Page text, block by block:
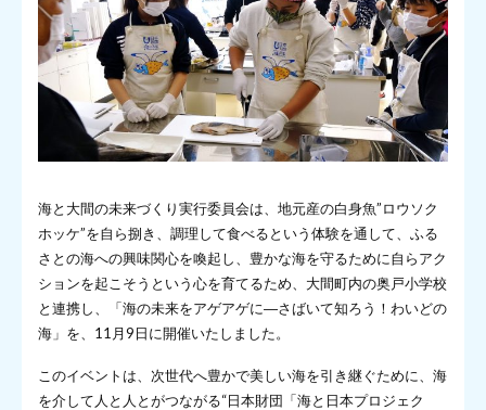
海と大間の未来づくり実行委員会は、地元産の白身魚”ロウソク
ホッケ”を自ら捌き、調理して食べるという体験を通して、ふる
さとの海への興味関心を喚起し、豊かな海を守るために自らアク
ションを起こそうという心を育てるため、大間町内の奥戸小学校
と連携し、「海の未来をアゲアゲに―さばいて知ろう！わいどの
海」を、11月9日に開催いたしました。
このイベントは、次世代へ豊かで美しい海を引き継ぐために、海
を介して人と人とがつながる“日本財団「海と日本プロジェク